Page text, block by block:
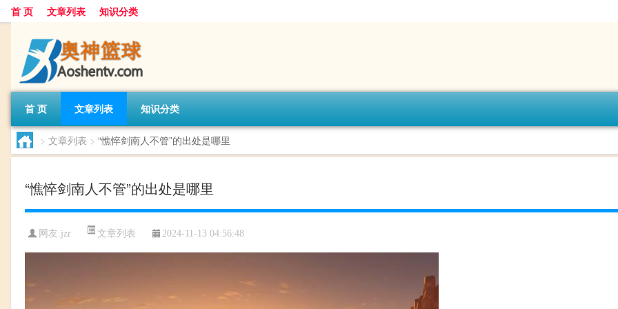
首 页 文章列表 知识分类
首 页 文章列表 知识分类
> 文章列表 > “憔悴剑南人不管”的出处是哪里
“憔悴剑南人不管”的出处是哪里
网友:jzr 文章列表 2024-11-13 04:56:48